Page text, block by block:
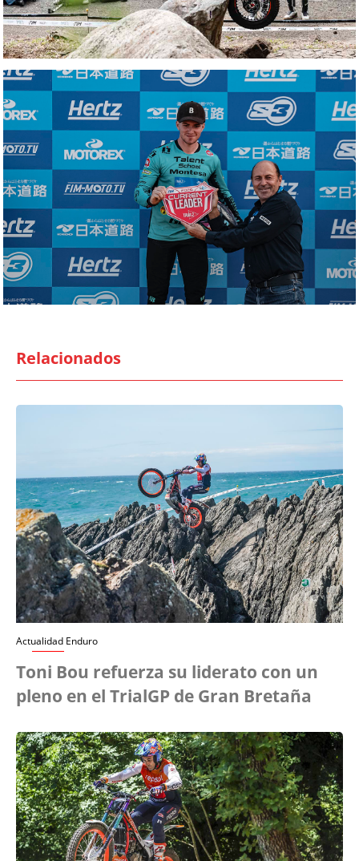
Relacionados
Actualidad Enduro
Toni Bou refuerza su liderato con un
pleno en el TrialGP de Gran Bretaña